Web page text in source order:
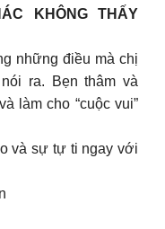
KHÔNG THẤY
những điều mà chị
ra. Bẹn thâm và
làm cho “cuộc vui”
và sự tự ti ngay với